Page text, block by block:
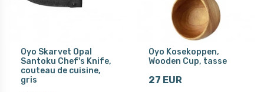
Oyo Skarvet Opal
Santoku Chef's Knife,
couteau de cuisine,
gris
Oyo Kosekoppen,
Wooden Cup, tasse
27 EUR